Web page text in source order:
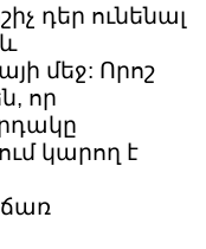
դեր ունենալ
մեջ: Որոշ
որ
կարող է
ճառ